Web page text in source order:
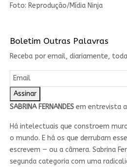
Foto: Reprodução/Mídia Ninja
Boletim Outras Palavras
Receba por email, diariamente,
Assinar
SABRINA FERNANDESem entrevista a
Há intelectuais que constroem
o mundo. E há os que derrubam
escrevem — ou a câmera. Sabrina
segunda categoria com uma